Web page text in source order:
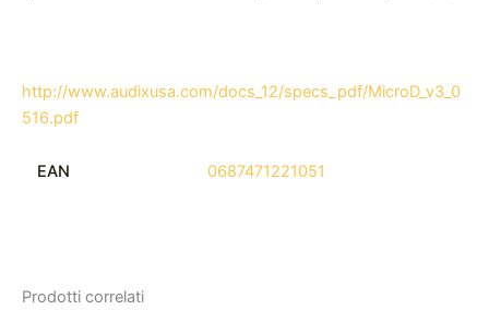
http://www.audixusa.com/docs_12/specs_pdf/MicroD_v3_0
516.pdf
EAN 0687471221051
Prodotti correlati